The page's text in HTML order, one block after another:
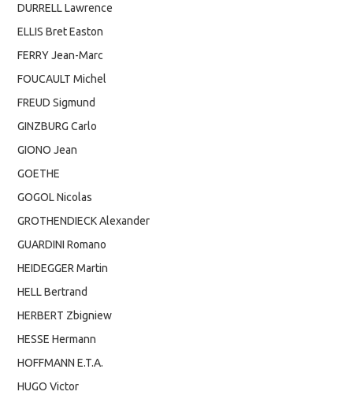
DURRELL Lawrence
ELLIS Bret Easton
FERRY Jean-Marc
FOUCAULT Michel
FREUD Sigmund
GINZBURG Carlo
GIONO Jean
GOETHE
GOGOL Nicolas
GROTHENDIECK Alexander
GUARDINI Romano
HEIDEGGER Martin
HELL Bertrand
HERBERT Zbigniew
HESSE Hermann
HOFFMANN E.T.A.
HUGO Victor